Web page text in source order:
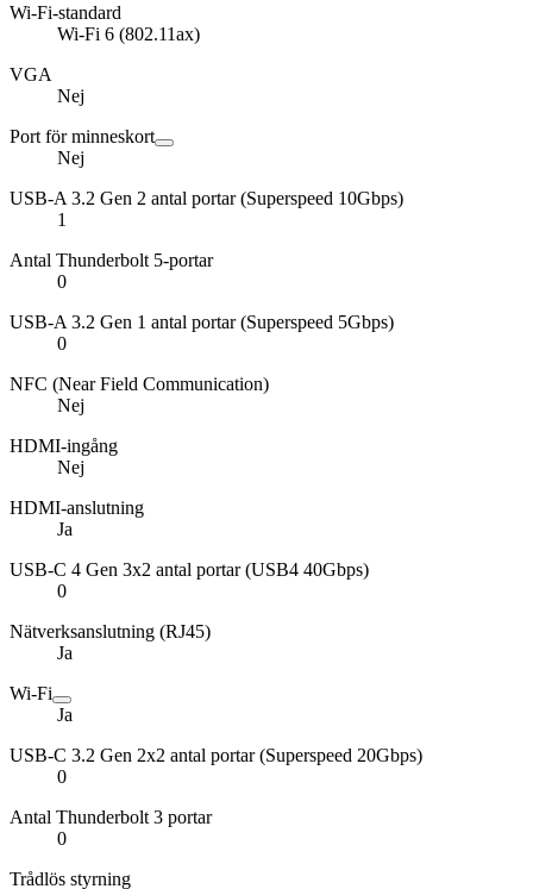
Wi-Fi-standard
Wi-Fi 6 (802.11ax)
VGA
Nej
Port för minneskort
Nej
USB-A 3.2 Gen 2 antal portar (Superspeed 10Gbps)
1
Antal Thunderbolt 5-portar
0
USB-A 3.2 Gen 1 antal portar (Superspeed 5Gbps)
0
NFC (Near Field Communication)
Nej
HDMI-ingång
Nej
HDMI-anslutning
Ja
USB-C 4 Gen 3x2 antal portar (USB4 40Gbps)
0
Nätverksanslutning (RJ45)
Ja
Wi-Fi
Ja
USB-C 3.2 Gen 2x2 antal portar (Superspeed 20Gbps)
0
Antal Thunderbolt 3 portar
0
Trådlös styrning